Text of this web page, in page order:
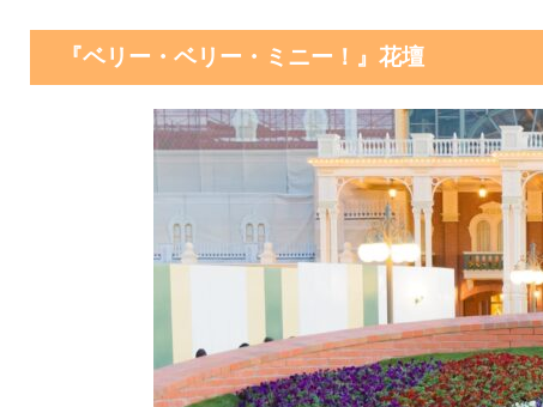
『ベリー・ベリー・ミニー！』花壇